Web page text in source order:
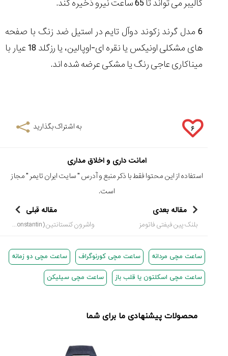
کالیبر می تواند تا 65 ساعت نیرو ذخیره کند.
6 مدل گرند زکوند دوآل تایم در استیل ضد زنگ با صفحه
های مشکلی اونیکس یا نقره ای-اوپالین، یا رزگلد 18 عیار با
میناکاری عاجی رنگ یا مشکی عرضه شده اند.
۶ به اشتراک بگذارید
امانت داری و اخلاق مداری
استفاده از این محتوا فقط با ذکر منبع و آدرس "سایت ایران تایمر " مجاز
است.
مقاله بعدی
بلنک پین فیفتی فاتومز
مقاله قبلی
واشرون کنستانتین (Vacheron Constantin) هیستوریک کورنس دی واش
ساعت مچی مردانه ساعت مچی کورنوگراف ساعت مچی دو زمانه
ساعت مچی اسکلتون یا قلب باز ساعت مچی سیلیکن
محصولات پیشنهادی ما برای شما